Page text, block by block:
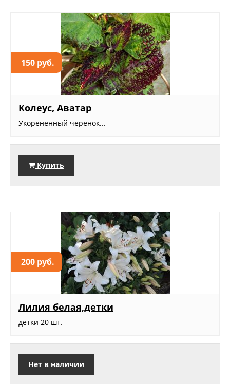
150 руб.
Колеус, Аватар
Укорененный черенок...
Купить
200 руб.
Лилия белая,детки
детки 20 шт.
Нет в наличии